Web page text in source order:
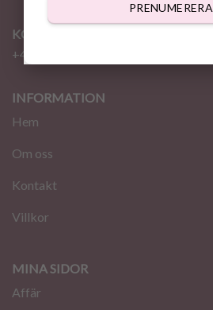
PRENUMERERA
KONTAKT
+46 72 310 46 48
INFORMATION
Hem
Om oss
Kontakt
Villkor
MINA SIDOR
Affär